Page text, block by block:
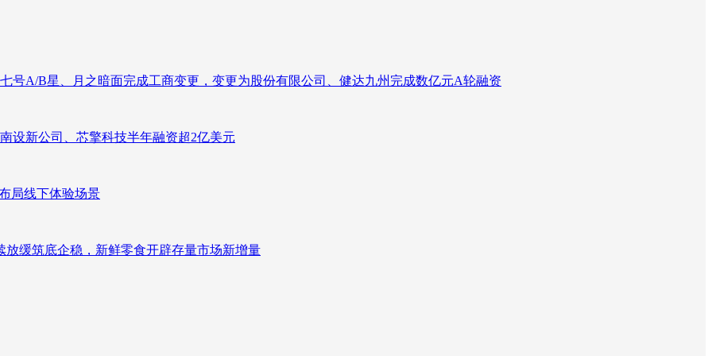
号A/B星、月之暗面完成工商变更，变更为股份有限公司、健达九州完成数亿元A轮融资
设新公司、芯擎科技半年融资超2亿美元
局线下体验场景
缓筑底企稳，新鲜零食开辟存量市场新增量